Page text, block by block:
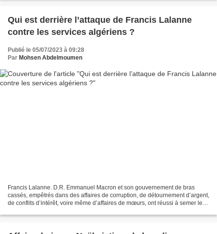
Qui est derrière l’attaque de Francis Lalanne
contre les services algériens ?
Publié le 05/07/2023 à 09:28
Par Mohsen Abdelmoumen
Francis Lalanne. D.R. Emmanuel Macron et son gouvernement de bras
cassés, empêtrés dans des affaires de corruption, de détournement d’argent,
de conflits d’intérêt, voire même d’affaires de mœurs, ont réussi à semer le